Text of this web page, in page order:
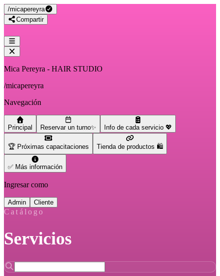
/micapereyra
Compartir
Mica Pereyra - HAIR STUDIO
/micapereyra
Navegación
Principal Reservar un turno✨ Info de cada servicio 💖
🏆 Próximas capacitaciones Tienda de productos 🛍️
✅ Más información
Ingresar como
Admin Cliente
Catálogo
Servicios